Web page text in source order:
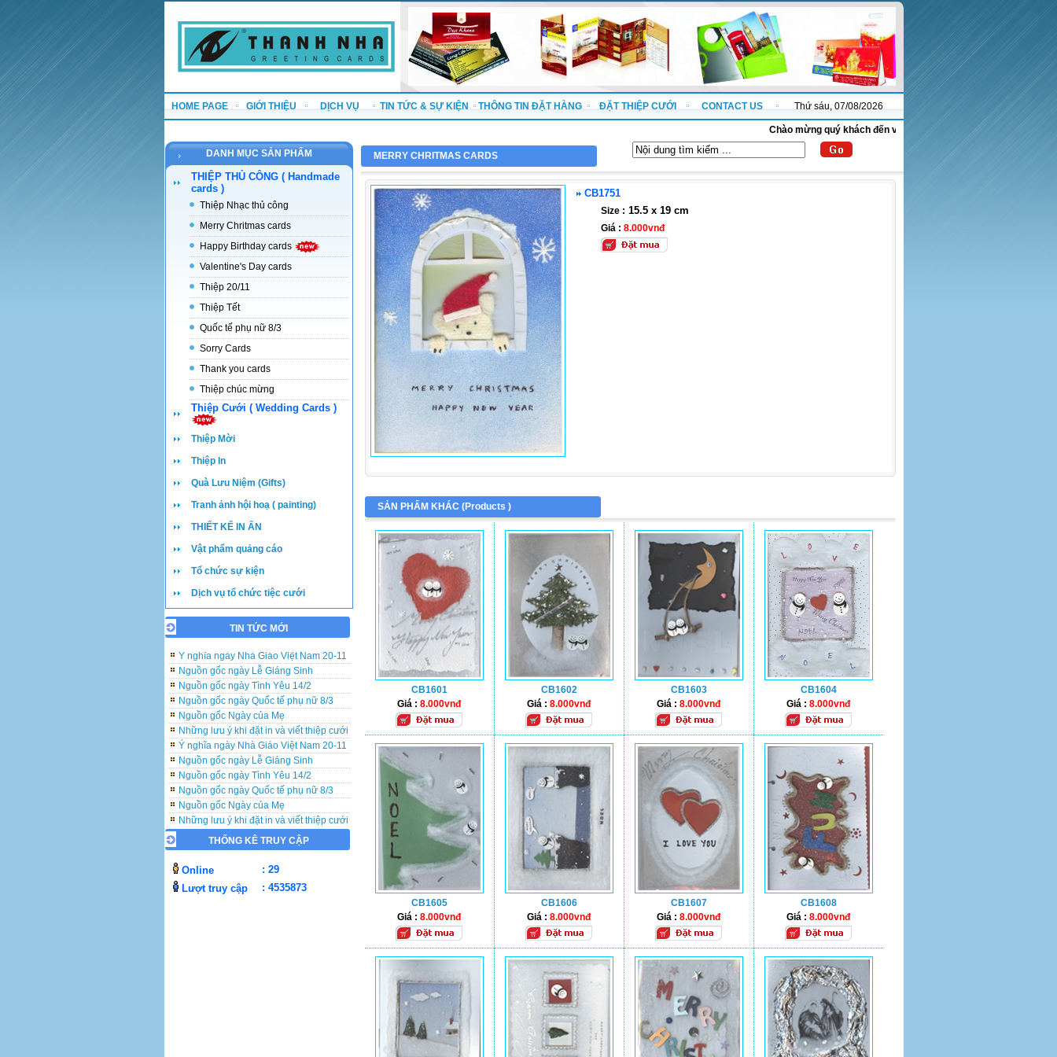
HOME PAGE GIỚI THIỆU DỊCH VỤ TIN TỨC & SỰ KIỆN THÔNG TIN ĐẶT HÀNG ĐẶT THIỆP CƯỚI CONTACT US Thứ sáu, 07/08/2026
Chào mừng quý khách đến với website thanhnha.com !
DANH MỤC SẢN PHẨM
THIỆP THỦ CÔNG ( Handmade
cards )
Thiệp Nhạc thủ công
Merry Chritmas cards
Happy Birthday cards
Valentine's Day cards
Thiệp 20/11
Thiệp Tết
Quốc tế phụ nữ 8/3
Sorry Cards
Thank you cards
Thiệp chúc mừng
Thiệp Cưới ( Wedding Cards )
Thiệp Mời
Thiệp In
Quà Lưu Niệm (Gifts)
Tranh ảnh hội hoạ ( painting)
THIẾT KẾ IN ẤN
Vật phẩm quảng cáo
Tổ chức sự kiện
Dịch vụ tổ chức tiệc cưới
TIN TỨC MỚI
Những lưu ý khi đặt in và viết thiệp cưới
Nguồn gốc ngày Lễ Giáng Sinh
Nguồn gốc ngày Tình Yêu 14/2
Nguồn gốc ngày Quốc tế phụ nữ 8/3
Nguồn gốc Ngày của Mẹ
Những lưu ý khi đặt in và viết thiệp cưới
Ý nghĩa ngày Nhà Giáo Việt Nam 20-11
Nguồn gốc ngày Lễ Giáng Sinh
Nguồn gốc ngày Tình Yêu 14/2
Nguồn gốc ngày Quốc tế phụ nữ 8/3
Nguồn gốc Ngày của Mẹ
Những lưu ý khi đặt in và viết thiệp cưới
Ý nghĩa ngày Nhà Giáo Việt Nam 20-11
Nguồn gốc ngày Lễ Giáng Sinh
Nguồn gốc ngày Quốc tế phụ nữ 8/3
Nguồn gốc Ngày của Mẹ
THỐNG KÊ TRUY CẬP
Online
: 29
Lượt truy cập
: 4535873
MERRY CHRITMAS CARDS
CB1751
Size : 15.5 x 19 cm
Giá : 8.000vnđ
SẢN PHẨM KHÁC (Products )
CB1601
Giá : 8.000vnđ
CB1602
Giá : 8.000vnđ
CB1603
Giá : 8.000vnđ
CB1604
Giá : 8.000vnđ
CB1605
Giá : 8.000vnđ
CB1606
Giá : 8.000vnđ
CB1607
Giá : 8.000vnđ
CB1608
Giá : 8.000vnđ